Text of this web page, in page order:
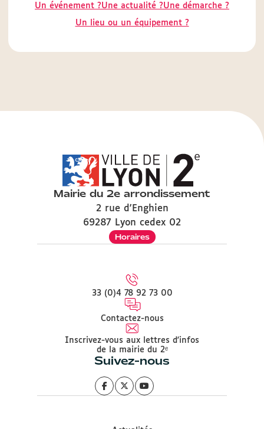
Un événement ?Une actualité ?Une démarche ?
Un lieu ou un équipement ?
Mairie du 2e arrondissement
2 rue d'Enghien
69287 Lyon cedex 02
Horaires
33 (0)4 78 92 73 00
Contactez-nous
Inscrivez-vous aux lettres d'infos
de la mairie du 2ᵉ
Suivez-nous